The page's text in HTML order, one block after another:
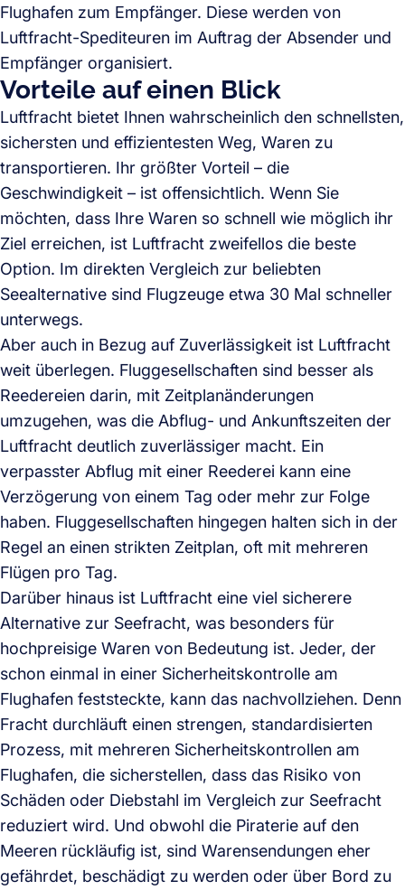
Flughafen zum Empfänger. Diese werden von
Luftfracht-Spediteuren im Auftrag der Absender und
Empfänger organisiert.
Vorteile auf einen Blick
Luftfracht bietet Ihnen wahrscheinlich den schnellsten,
sichersten und effizientesten Weg, Waren zu
transportieren. Ihr größter Vorteil – die
Geschwindigkeit – ist offensichtlich. Wenn Sie
möchten, dass Ihre Waren so schnell wie möglich ihr
Ziel erreichen, ist Luftfracht zweifellos die beste
Option. Im direkten Vergleich zur beliebten
Seealternative sind Flugzeuge etwa 30 Mal schneller
unterwegs.
Aber auch in Bezug auf Zuverlässigkeit ist Luftfracht
weit überlegen. Fluggesellschaften sind besser als
Reedereien darin, mit Zeitplanänderungen
umzugehen, was die Abflug- und Ankunftszeiten der
Luftfracht deutlich zuverlässiger macht. Ein
verpasster Abflug mit einer Reederei kann eine
Verzögerung von einem Tag oder mehr zur Folge
haben. Fluggesellschaften hingegen halten sich in der
Regel an einen strikten Zeitplan, oft mit mehreren
Flügen pro Tag.
Darüber hinaus ist Luftfracht eine viel sicherere
Alternative zur Seefracht, was besonders für
hochpreisige Waren von Bedeutung ist. Jeder, der
schon einmal in einer Sicherheitskontrolle am
Flughafen feststeckte, kann das nachvollziehen. Denn
Fracht durchläuft einen strengen, standardisierten
Prozess, mit mehreren Sicherheitskontrollen am
Flughafen, die sicherstellen, dass das Risiko von
Schäden oder Diebstahl im Vergleich zur Seefracht
reduziert wird. Und obwohl die Piraterie auf den
Meeren rückläufig ist, sind Warensendungen eher
gefährdet, beschädigt zu werden oder über Bord zu